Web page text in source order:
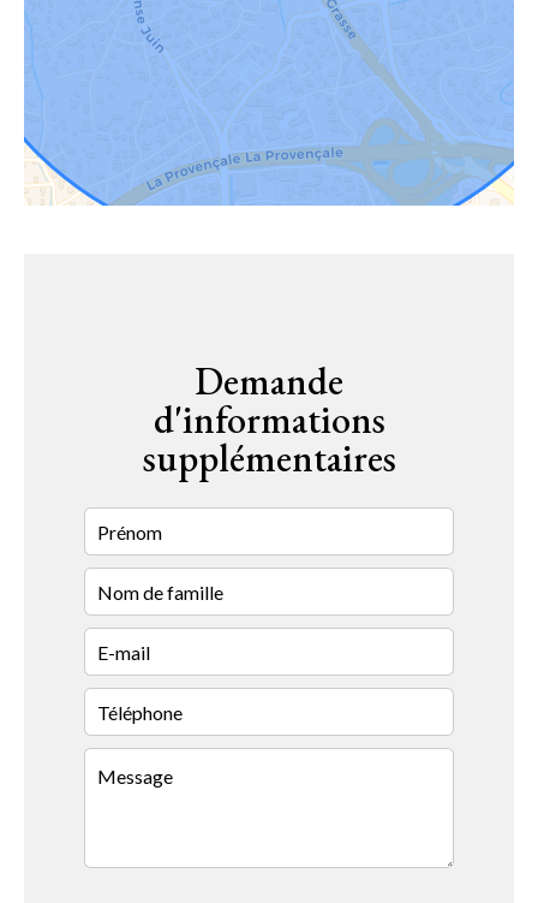
Demande
d'informations
supplémentaires